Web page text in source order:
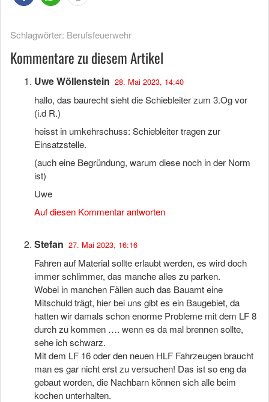
Schlagwörter: Berufsfeuerwehr
Kommentare zu diesem Artikel
Uwe Wöllenstein 28. Mai 2023, 14:40
hallo, das baurecht sieht die Schiebleiter zum 3.Og vor
(i.d R.)
heisst in umkehrschuss: Schiebleiter tragen zur
Einsatzstelle.
(auch eine Begründung, warum diese noch in der Norm
ist)
Uwe
Auf diesen Kommentar antworten
Stefan 27. Mai 2023, 16:16
Fahren auf Material sollte erlaubt werden, es wird doch
immer schlimmer, das manche alles zu parken.
Wobei in manchen Fällen auch das Bauamt eine
Mitschuld trägt, hier bei uns gibt es ein Baugebiet, da
hatten wir damals schon enorme Probleme mit dem LF 8
durch zu kommen …. wenn es da mal brennen sollte,
sehe ich schwarz.
Mit dem LF 16 oder den neuen HLF Fahrzeugen braucht
man es gar nicht erst zu versuchen! Das ist so eng da
gebaut worden, die Nachbarn können sich alle beim
kochen unterhalten.